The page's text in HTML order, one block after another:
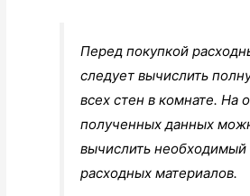
Перед покупкой
следует вычислить
всех стен в комнате. На
полученных данных
вычислить
расходных материалов.